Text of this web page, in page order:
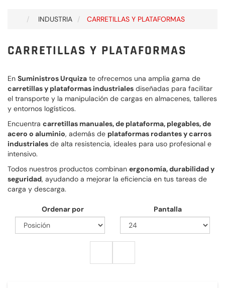
INDUSTRIA CARRETILLAS Y PLATAFORMAS
CARRETILLAS Y PLATAFORMAS
En Suministros Urquiza te ofrecemos una amplia gama de
carretillas y plataformas industriales diseñadas para facilitar
el transporte y la manipulación de cargas en almacenes, talleres
y entornos logísticos.
Encuentra carretillas manuales, de plataforma, plegables, de
acero o aluminio, además de plataformas rodantes y carros
industriales de alta resistencia, ideales para uso profesional e
intensivo.
Todos nuestros productos combinan ergonomía, durabilidad y
seguridad, ayudando a mejorar la eficiencia en tus tareas de
carga y descarga.
Ordenar por Pantalla